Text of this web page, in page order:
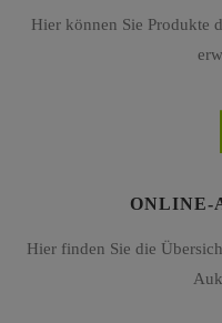
Hier können Sie Produkte
ONLINE-
Hier finden Sie die